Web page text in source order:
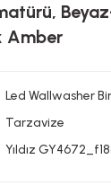
Amber
Led Wallwasher
Tarzavize
Yıldız